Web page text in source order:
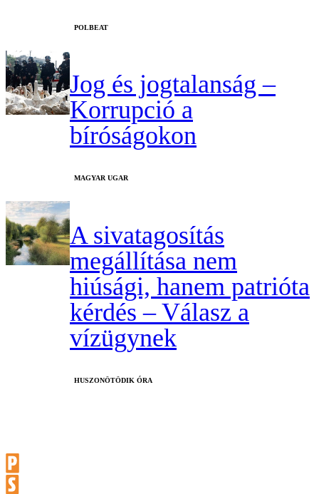
‎POLBEAT
Jog és jogtalanság –
Korrupció a
bíróságokon
MAGYAR UGAR
A sivatagosítás
megállítása nem
hiúsági, hanem patrióta
kérdés – Válasz a
vízügynek
HUSZONÖTÖDIK ÓRA